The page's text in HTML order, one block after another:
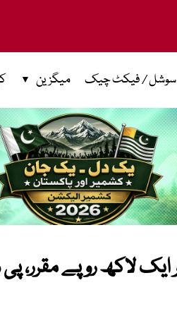
سوشل / فیکٹ چیک میگزین
ہزار سے بڑھ کر ایک لاکھ روپے